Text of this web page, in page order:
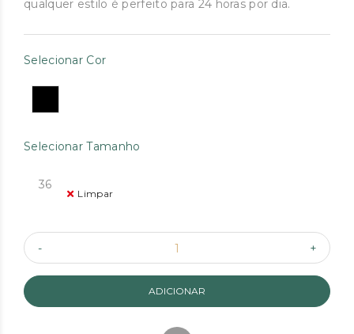
€75.00.€55.00.
qualquer estilo é perfeito para 24 horas por dia.
Selecionar Cor
Selecionar Tamanho
36
Limpar
ADICIONAR